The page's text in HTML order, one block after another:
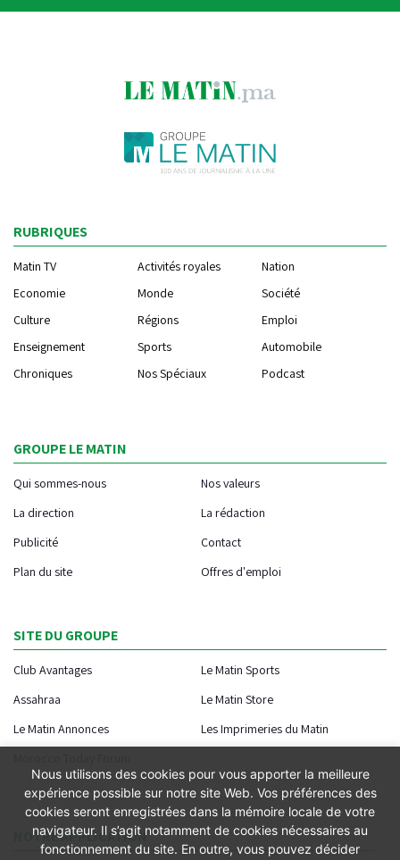
RUBRIQUES
Matin TV Activités royales
Nation
Economie
Monde
Société
Culture
Régions
Emploi
Enseignement
Sports
Automobile
Chroniques
Nos Spéciaux Podcast
GROUPE LE MATIN
Qui sommes-nous
Nos valeurs
La direction
La rédaction
Publicité
Contact
Plan du site
Offres d'emploi
SITE DU GROUPE
Club Avantages
Le Matin Sports
Assahraa
Le Matin Store
Le Matin Annonces
Les Imprimeries du Matin
NOTRE APPLICATION
Nous utilisons des cookies pour vous apporter la meilleure
expérience possible sur notre site Web. Vos préférences des
cookies seront enregistrées dans la mémoire locale de votre
navigateur. Il s’agit notamment de cookies nécessaires au
fonctionnement du site. En outre, vous pouvez décider